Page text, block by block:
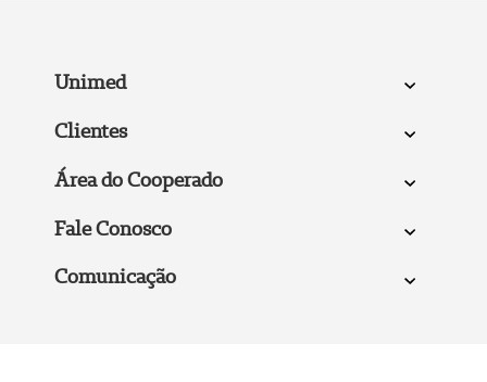
Unimed
Clientes
Área do Cooperado
Fale Conosco
Comunicação